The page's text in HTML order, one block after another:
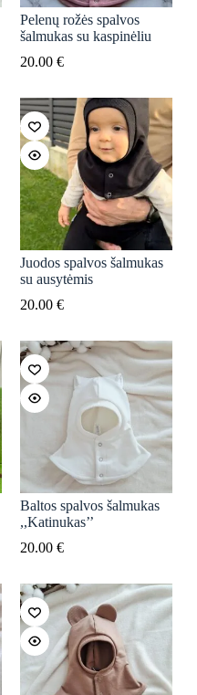
Pelenų rožės spalvos
šalmukas su kaspinėliu
20.00 €
Juodos spalvos šalmukas
su ausytėmis
20.00 €
Baltos spalvos šalmukas
,,Katinukas’’
20.00 €